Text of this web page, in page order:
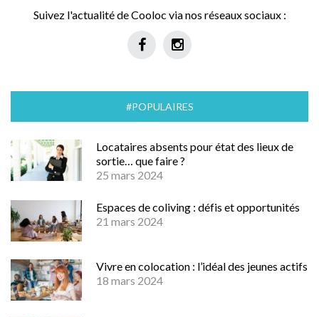
Suivez l'actualité de Cooloc via nos réseaux sociaux :
#POPULAIRES
Locataires absents pour état des lieux de
sortie… que faire ?
25 mars 2024
Espaces de coliving : défis et opportunités
21 mars 2024
Vivre en colocation : l’idéal des jeunes actifs
18 mars 2024